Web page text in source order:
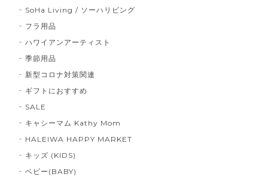
SoHa Living / ソーハリビング
フラ用品
ハワイアンアーティスト
季節用品
新型コロナ対策関連
ギフトにおすすめ
SALE
キャシーマム Kathy Mom
HALEIWA HAPPY MARKET
キッズ (KIDS)
ベビー(BABY)